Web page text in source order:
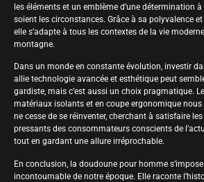
les éléments et un emblème d’une détermination
soient les circonstances. Grâce à sa polyvalence
elle s’adapte à tous les contextes de la vie
montagne.
Dans un monde en constante évolution, investir
allie technologie avancée et esthétique peut
gardiste, mais c’est aussi un choix pragmatique.
matériaux isolants et en coupe ergonomique
ne cesse de se réinventer, cherchant à satisfaire
pressants des consommateurs conscients de
tout en gardant une allure irréprochable.
En conclusion, la doudoune pour homme
incontournable de notre époque. Elle raconte